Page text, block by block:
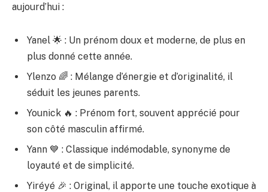
aujourd’hui :
Yanel 🌟 : Un prénom doux et moderne, de plus en
plus donné cette année.
Ylenzo 🌈 : Mélange d’énergie et d’originalité, il
séduit les jeunes parents.
Younick 🔥 : Prénom fort, souvent apprécié pour
son côté masculin affirmé.
Yann 💙 : Classique indémodable, synonyme de
loyauté et de simplicité.
Yiréyé 🎉 : Original, il apporte une touche exotique à